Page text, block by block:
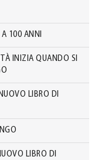
A 100 ANNI
INIZIA QUANDO SI
LIBRO DI
LIBRO DI